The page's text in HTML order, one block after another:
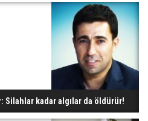
Silahlar kadar algılar da öldürür!